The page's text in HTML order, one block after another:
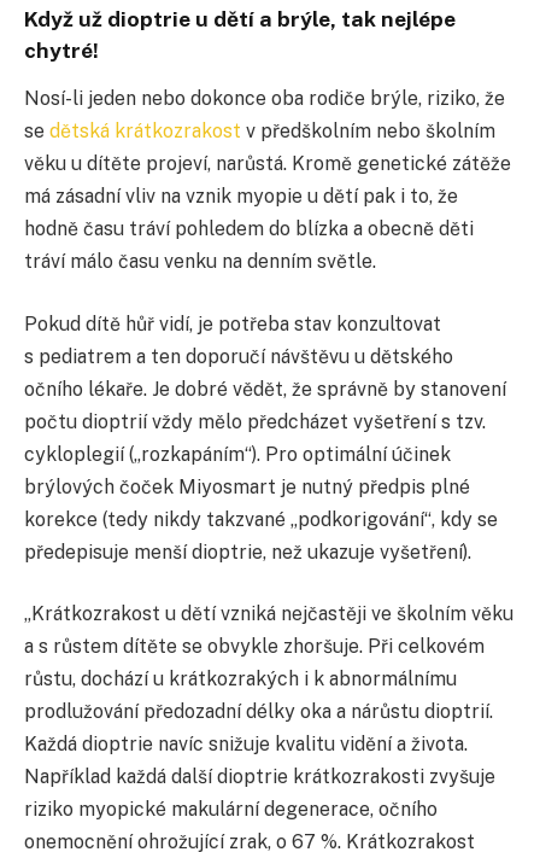
Když už dioptrie u dětí a brýle, tak nejlépe
chytré!
Nosí-li jeden nebo dokonce oba rodiče brýle, riziko, že
se dětská krátkozrakost v předškolním nebo školním
věku u dítěte projeví, narůstá. Kromě genetické zátěže
má zásadní vliv na vznik myopie u dětí pak i to, že
hodně času tráví pohledem do blízka a obecně děti
tráví málo času venku na denním světle.
Pokud dítě hůř vidí, je potřeba stav konzultovat
s pediatrem a ten doporučí návštěvu u dětského
očního lékaře. Je dobré vědět, že správně by stanovení
počtu dioptrií vždy mělo předcházet vyšetření s tzv.
cykloplegií („rozkapáním“). Pro optimální účinek
brýlových čoček Miyosmart je nutný předpis plné
korekce (tedy nikdy takzvané „podkorigování“, kdy se
předepisuje menší dioptrie, než ukazuje vyšetření).
„Krátkozrakost u dětí vzniká nejčastěji ve školním věku
a s růstem dítěte se obvykle zhoršuje. Při celkovém
růstu, dochází u krátkozrakých i k abnormálnímu
prodlužování předozadní délky oka a nárůstu dioptrií.
Každá dioptrie navíc snižuje kvalitu vidění a života.
Například každá další dioptrie krátkozrakosti zvyšuje
riziko myopické makulární degenerace, očního
onemocnění ohrožující zrak, o 67 %. Krátkozrakost